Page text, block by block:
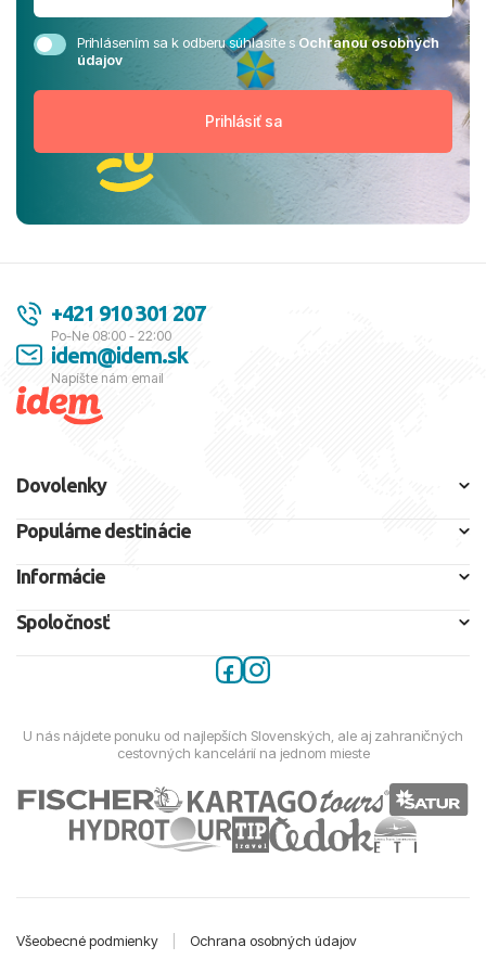
Prihlásením sa k odberu súhlasíte sOchranou osobných
údajov
+421 910 301 207
Po-Ne 08:00 - 22:00
idem@idem.sk
Napíšte nám email
Dovolenky
Populárne destinácie
Informácie
Spoločnosť
U nás nájdete ponuku od najlepších Slovenských, ale aj zahraničných
cestovných kancelárií na jednom mieste
Všeobecné podmienky Ochrana osobných údajov